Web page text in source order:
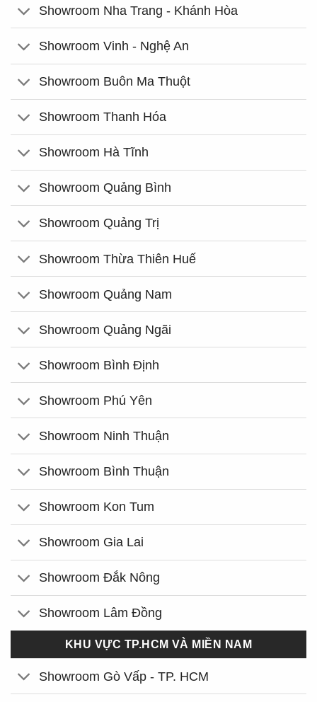
Showroom Nha Trang - Khánh Hòa
Showroom Vinh - Nghệ An
Showroom Buôn Ma Thuột
Showroom Thanh Hóa
Showroom Hà Tĩnh
Showroom Quảng Bình
Showroom Quảng Trị
Showroom Thừa Thiên Huế
Showroom Quảng Nam
Showroom Quảng Ngãi
Showroom Bình Định
Showroom Phú Yên
Showroom Ninh Thuận
Showroom Bình Thuận
Showroom Kon Tum
Showroom Gia Lai
Showroom Đắk Nông
Showroom Lâm Đồng
KHU VỰC TP.HCM VÀ MIỀN NAM
Showroom Gò Vấp - TP. HCM